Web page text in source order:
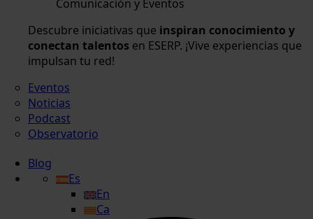
Comunicación y Eventos
Descubre iniciativas que inspiran conocimiento y
conectan talentos en ESERP. ¡Vive experiencias que
impulsan tu red!
Eventos
Noticias
Podcast
Observatorio
Blog
Es
En
Ca